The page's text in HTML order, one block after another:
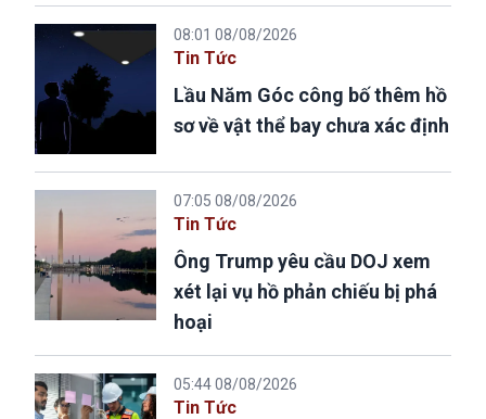
08:01 08/08/2026
Tin Tức
Lầu Năm Góc công bố thêm hồ
sơ về vật thể bay chưa xác định
07:05 08/08/2026
Tin Tức
Ông Trump yêu cầu DOJ xem
xét lại vụ hồ phản chiếu bị phá
hoại
05:44 08/08/2026
Tin Tức